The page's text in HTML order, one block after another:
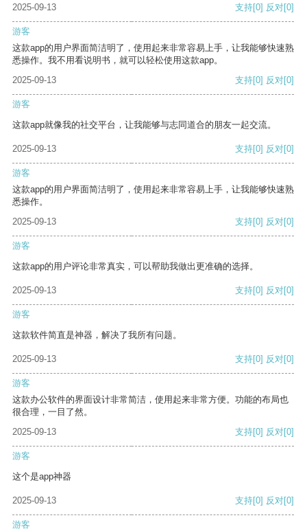
2025-09-13 支持[0] 反对[0]
游客
这款app的用户界面简洁明了，使用起来非常容易上手，让我能够快速熟
悉操作。我不用看说明书，就可以轻松使用这款app。
2025-09-13
支持[0] 反对[0]
游客
这款app就像我的社交平台，让我能够与志同道合的朋友一起交流。
2025-09-13 支持[0] 反对[0]
游客
这款app的用户界面简洁明了，使用起来非常容易上手，让我能够快速熟
悉操作。
2025-09-13
支持[0] 反对[0]
游客
这款app的用户评论非常真实，可以帮助我做出更准确的选择。
2025-09-13 支持[0] 反对[0]
游客
这款软件简直是神器，解决了我所有问题。
2025-09-13 支持[0] 反对[0]
游客
这款办公软件的界面设计非常简洁，使用起来非常方便。功能的布局也
很合理，一目了然。
2025-09-13
支持[0] 反对[0]
游客
这个是app神器
2025-09-13 支持[0] 反对[0]
游客